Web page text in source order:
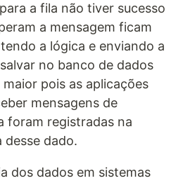
a fila não tiver sucesso
a mensagem ficam
a lógica e enviando a
no banco de dados
pois as aplicações
mensagens de
foram registradas na
desse dado.
dos dados em sistemas